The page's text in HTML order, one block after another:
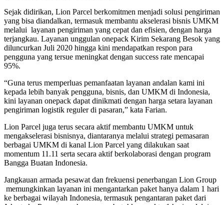
Sejak didirikan, Lion Parcel berkomitmen menjadi solusi pengiriman
yang bisa diandalkan, termasuk membantu akselerasi bisnis UMKM
melalui layanan pengiriman yang cepat dan efisien, dengan harga
terjangkau. Layanan unggulan onepack Kirim Sekarang Besok yang
diluncurkan Juli 2020 hingga kini mendapatkan respon para
pengguna yang tersue meningkat dengan success rate mencapai
95%.
“Guna terus memperluas pemanfaatan layanan andalan kami ini
kepada lebih banyak pengguna, bisnis, dan UMKM di Indonesia,
kini layanan onepack dapat dinikmati dengan harga setara layanan
pengiriman logistik reguler di pasaran,” kata Farian.
Lion Parcel juga terus secara aktif membantu UMKM untuk
mengakselerasi bisnisnya, diantaranya melalui strategi pemasaran
berbagai UMKM di kanal Lion Parcel yang dilakukan saat
momentum 11.11 serta secara aktif berkolaborasi dengan program
Bangga Buatan Indonesia.
Jangkauan armada pesawat dan frekuensi penerbangan Lion Group
memungkinkan layanan ini mengantarkan paket hanya dalam 1 hari
ke berbagai wilayah Indonesia, termasuk pengantaran paket dari